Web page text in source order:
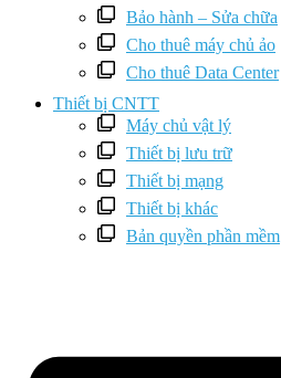
Bảo hành – Sửa chữa
Cho thuê máy chủ ảo
Cho thuê Data Center
Thiết bị CNTT
Máy chủ vật lý
Thiết bị lưu trữ
Thiết bị mạng
Thiết bị khác
Bản quyền phần mềm